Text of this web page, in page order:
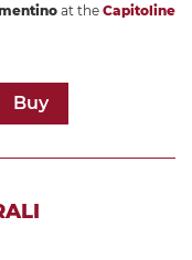
at the Capitoline
Buy